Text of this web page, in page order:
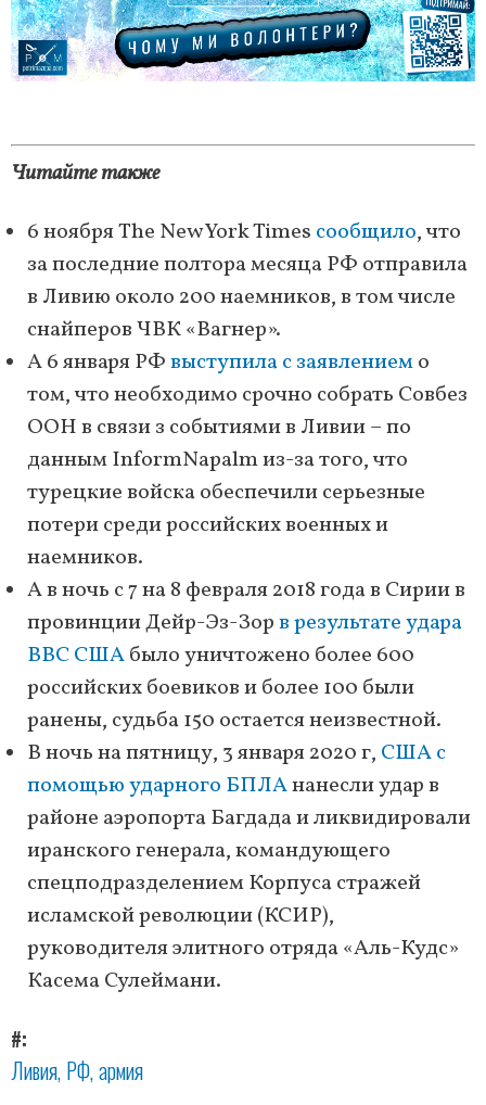
Читайте также
6 ноября The New York Times сообщило, что
за последние полтора месяца РФ отправила
в Ливию около 200 наемников, в том числе
снайперов ЧВК «Вагнер».
А 6 января РФвыступила с заявлениемо
том, что необходимо срочно собрать Совбез
ООН в связи з событиями в Ливии – по
данным InformNapalm из-за того, что
турецкие войска обеспечили серьезные
потери среди российских военных и
наемников.
А в ночь с 7 на 8 февраля 2018 года в Сирии в
провинции Дейр-Эз-Зорв результате удара
ВВС СШАбыло уничтожено более 600
российских боевиков и более 100 были
ранены, судьба 150 остается неизвестной.
В ночь на пятницу, 3 января 2020 г, США с
помощью ударного БПЛАнанесли удар в
районе аэропорта Багдада и ликвидировали
иранского генерала, командующего
спецподразделением Корпуса стражей
исламской революции (КСИР),
руководителя элитного отряда «Аль-Кудс»
Касема Сулеймани.
#
Ливия РФ армия